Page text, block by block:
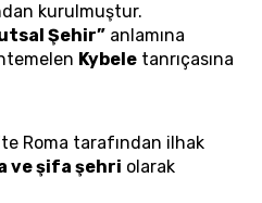
kurulmuştur.
Şehir” anlamına
Kybele tanrıçasına
Roma tarafından ilhak
ve şifa şehri olarak